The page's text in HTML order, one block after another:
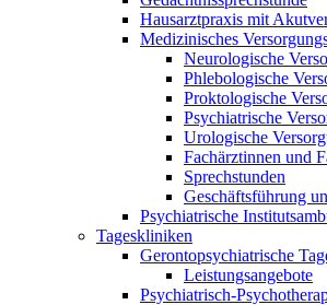
Hausarztpraxis mit
Medizinisches
Neurologische
Phlebologische
Proktologische
Psychiatrische
Urologische
Fachärztinnen und
Sprechstunden
Geschäftsführung
Psychiatrische
Tageskliniken
Gerontopsychiatrische
Leistungsangebote
Psychiatrisch-